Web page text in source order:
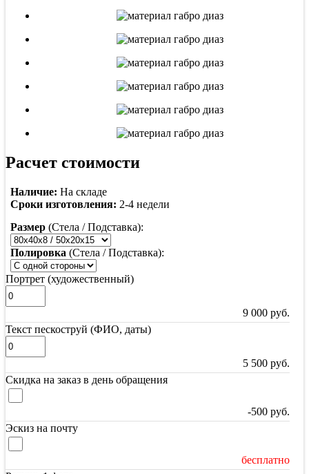
Расчет стоимости
Наличие: На складе
Сроки изготовления: 2-4 недели
Размер (Стела / Подставка):
Полировка (Стела / Подставка):
Портрет (художественный)
9 000 руб.
Текст пескоструй (ФИО, даты)
5 500 руб.
Скидка на заказ в день обращения
-500 руб.
Эскиз на почту
бесплатно